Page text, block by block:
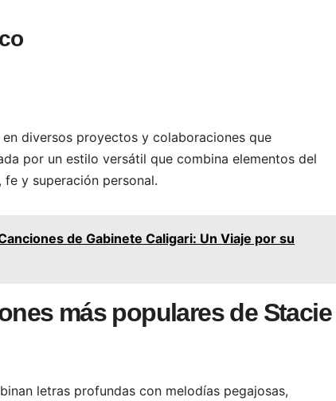
diversos proyectos y colaboraciones que
por un estilo versátil que combina elementos del
fe y superación personal.
de Gabinete Caligari: Un Viaje por su
más populares de Stacie
letras profundas con melodías pegajosas,